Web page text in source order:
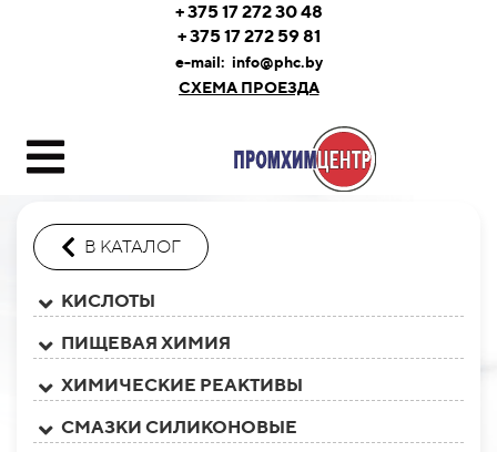
+ 375 17 272 30 48
+ 375 17 272 59 81
e-mail: info@phc.by
СХЕМА ПРОЕЗДА
В КАТАЛОГ
КИСЛОТЫ
ПИЩЕВАЯ ХИМИЯ
ХИМИЧЕСКИЕ РЕАКТИВЫ
СМАЗКИ СИЛИКОНОВЫЕ